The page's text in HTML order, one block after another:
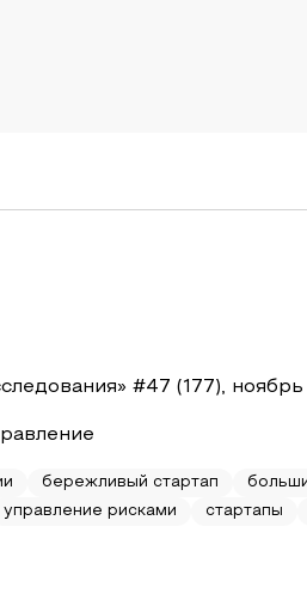
#47 (177),
бережливый стартап
управление рисками стартапы